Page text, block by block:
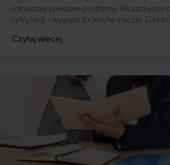
oznaczały poważne problemy. Na szczęście
cyfryzacji – wygląda to trochę inaczej.
ubezpieczone od odpowiedzialności cywilnej,
Czytaj więcej